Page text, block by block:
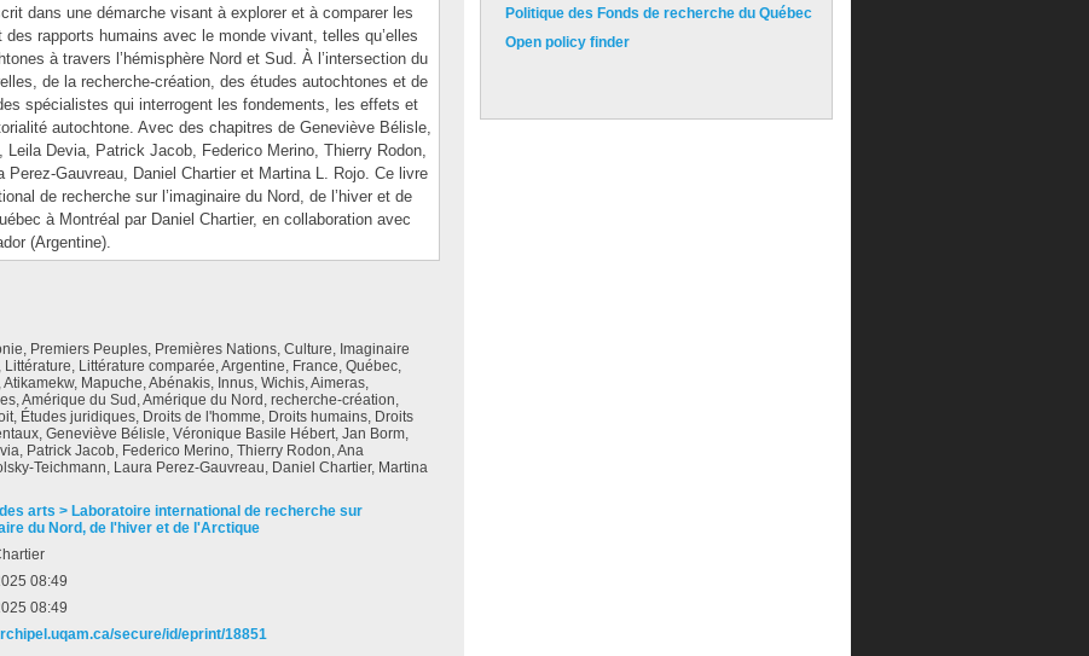
dans une démarche visant à explorer et à comparer les
rapports humains avec le monde vivant, telles qu’elles
à travers l’hémisphère Nord et Sud. À l’intersection du
de la recherche-création, des études autochtones et de
spécialistes qui interrogent les fondements, les effets et
autochtone. Avec des chapitres de Geneviève Bélisle,
Devia, Patrick Jacob, Federico Merino, Thierry Rodon,
Perez-Gauvreau, Daniel Chartier et Martina L. Rojo. Ce livre
de recherche sur l’imaginaire du Nord, de l’hiver et de
à Montréal par Daniel Chartier, en collaboration avec
(Argentine).
Premiers Peuples, Premières Nations, Culture, Imaginaire
Littérature, Littérature comparée, Argentine, France, Québec,
Mapuche, Abénakis, Innus, Wichis, Aimeras,
Amérique du Sud, Amérique du Nord, recherche-création,
Études juridiques, Droits de l'homme, Droits humains, Droits
Geneviève Bélisle, Véronique Basile Hébert, Jan Borm,
Patrick Jacob, Federico Merino, Thierry Rodon, Ana
Teichmann, Laura Perez-Gauvreau, Daniel Chartier, Martina
arts > Laboratoire international de recherche sur
du Nord, de l'hiver et de l'Arctique
08:49
08:49
secure/id/eprint/18851
Politique des Fonds de recherche du Québec
Open policy finder